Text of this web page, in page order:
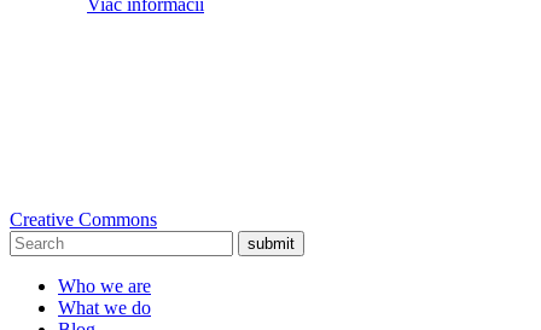
Viac informácií
Creative Commons
submit
Who we are
What we do